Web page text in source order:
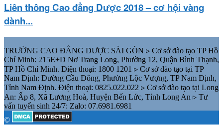
Liên thông Cao đẳng Dược 2018 – cơ hội vàng
dành...
TRƯỜNG CAO ĐẲNG DƯỢC SÀI GÒN ▹ Cơ sở đào tạo TP Hồ
Chí Minh: 215E+D Nơ Trang Long, Phường 12, Quận Bình Thạnh,
TP Hồ Chí Minh. Điện thoại: 1800 1201 ▹ Cơ sở đào tạo tại TP
Nam Định: Đường Cầu Đông, Phường Lộc Vượng, TP Nam Định,
Tỉnh Nam Định. Điện thoại: 0825.022.022 ▹ Cơ sở đào tạo tại Long
An: Ấp 8, Xã Lương Hoà, Huyện Bến Lức, Tỉnh Long An ▹ Tư
vấn tuyển sinh 24/7: Zalo: 07.6981.6981
©